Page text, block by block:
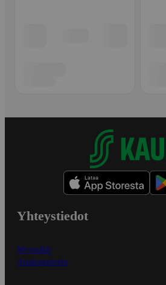
Yhteystiedot
Myymälät
Asiakaspalvelu